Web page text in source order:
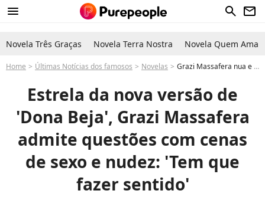
menu search newsletter
Novela Três Graças Novela Terra Nostra Novela Quem Ama
Home Últimas Notícias dos famosos Novelas Grazi Massafera nua e em cenas de sexo em 'Dona Beja'? Atriz abre o jogo sobre gravações de momentos íntimos
Estrela da nova versão de
'Dona Beja', Grazi Massafera
admite questões com cenas
de sexo e nudez: 'Tem que
fazer sentido'